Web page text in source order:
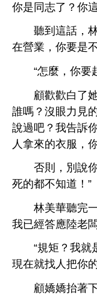
同志
？
到
話，
營業，
“
麼，
顧
誰嗎？沒
力見
過吧？
告訴
拿
，
否則，別
都
！”
林美華
完
已經答應陸老闆
“規矩？
就
現
就 把
顧嬌嬌抬著